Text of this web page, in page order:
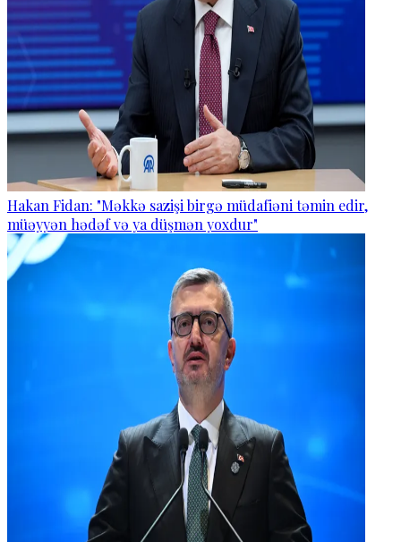
Hakan Fidan: "Məkkə sazişi birgə müdafiəni təmin edir,
müəyyən hədəf və ya düşmən yoxdur"